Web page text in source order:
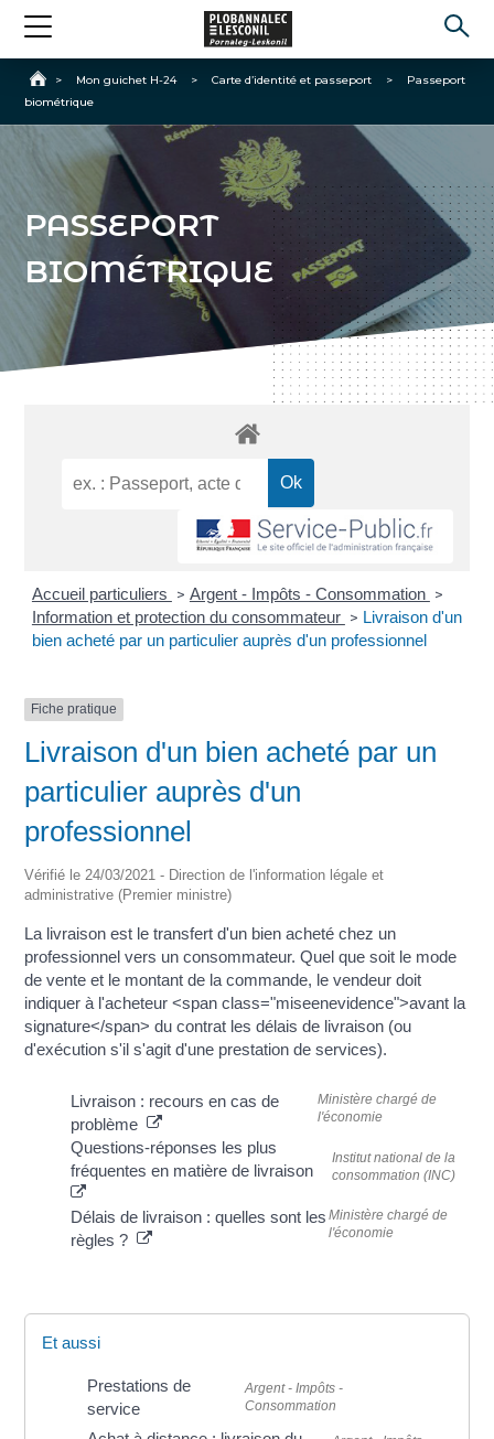
Accueil
> Mon guichet H-24 > Carte d’identité et passeport >
Passeport
biométrique
PASSEPORT
BIOMÉTRIQUE
Accueil particuliers > Argent - Impôts - Consommation >
Information et protection du consommateur > Livraison d'un
bien acheté par un particulier auprès d'un professionnel
Fiche pratique
Livraison d'un bien acheté par un
particulier auprès d'un
professionnel
Vérifié le 24/03/2021 - Direction de l'information légale et
administrative (Premier ministre)
La livraison est le transfert d'un bien acheté chez un
professionnel vers un consommateur. Quel que soit le mode
de vente et le montant de la commande, le vendeur doit
indiquer à l'acheteur <span class="miseenevidence">avant la
signature</span> du contrat les délais de livraison (ou
d'exécution s'il s'agit d'une prestation de services).
Livraison : recours en cas de
problème
Ministère chargé de
l'économie
Questions-réponses les plus
fréquentes en matière de livraison
Institut national de la
consommation (INC)
Délais de livraison : quelles sont les
règles ?
Ministère chargé de
l'économie
Et aussi
Prestations de
service
Argent - Impôts -
Consommation